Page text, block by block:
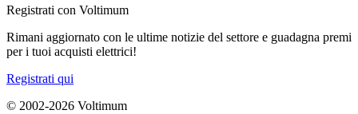
Registrati con Voltimum
Rimani aggiornato con le ultime notizie del settore e guadagna premi
per i tuoi acquisti elettrici!
Registrati qui
© 2002-2026 Voltimum